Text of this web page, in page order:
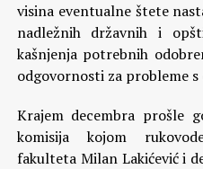
visina eventualne štete
nadležnih državnih i
kašnjenja potrebnih
odgovornosti za probleme
Krajem decembra prošle
komisija kojom
fakulteta Milan Lakićević i